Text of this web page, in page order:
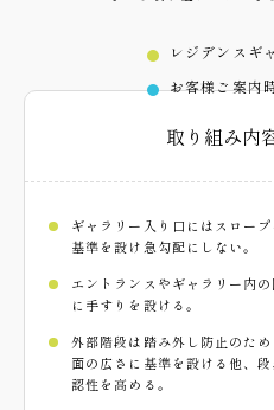
レジデンスギ
お客様ご案内
取り組み内
ギャラリー入り口にはスロー
基準を設け急勾配にしない。
エントランスやギャラリー内
に手すりを設ける。
外部階段は踏み外し防止のた
面の広さに基準を設ける他、
認性を高める。